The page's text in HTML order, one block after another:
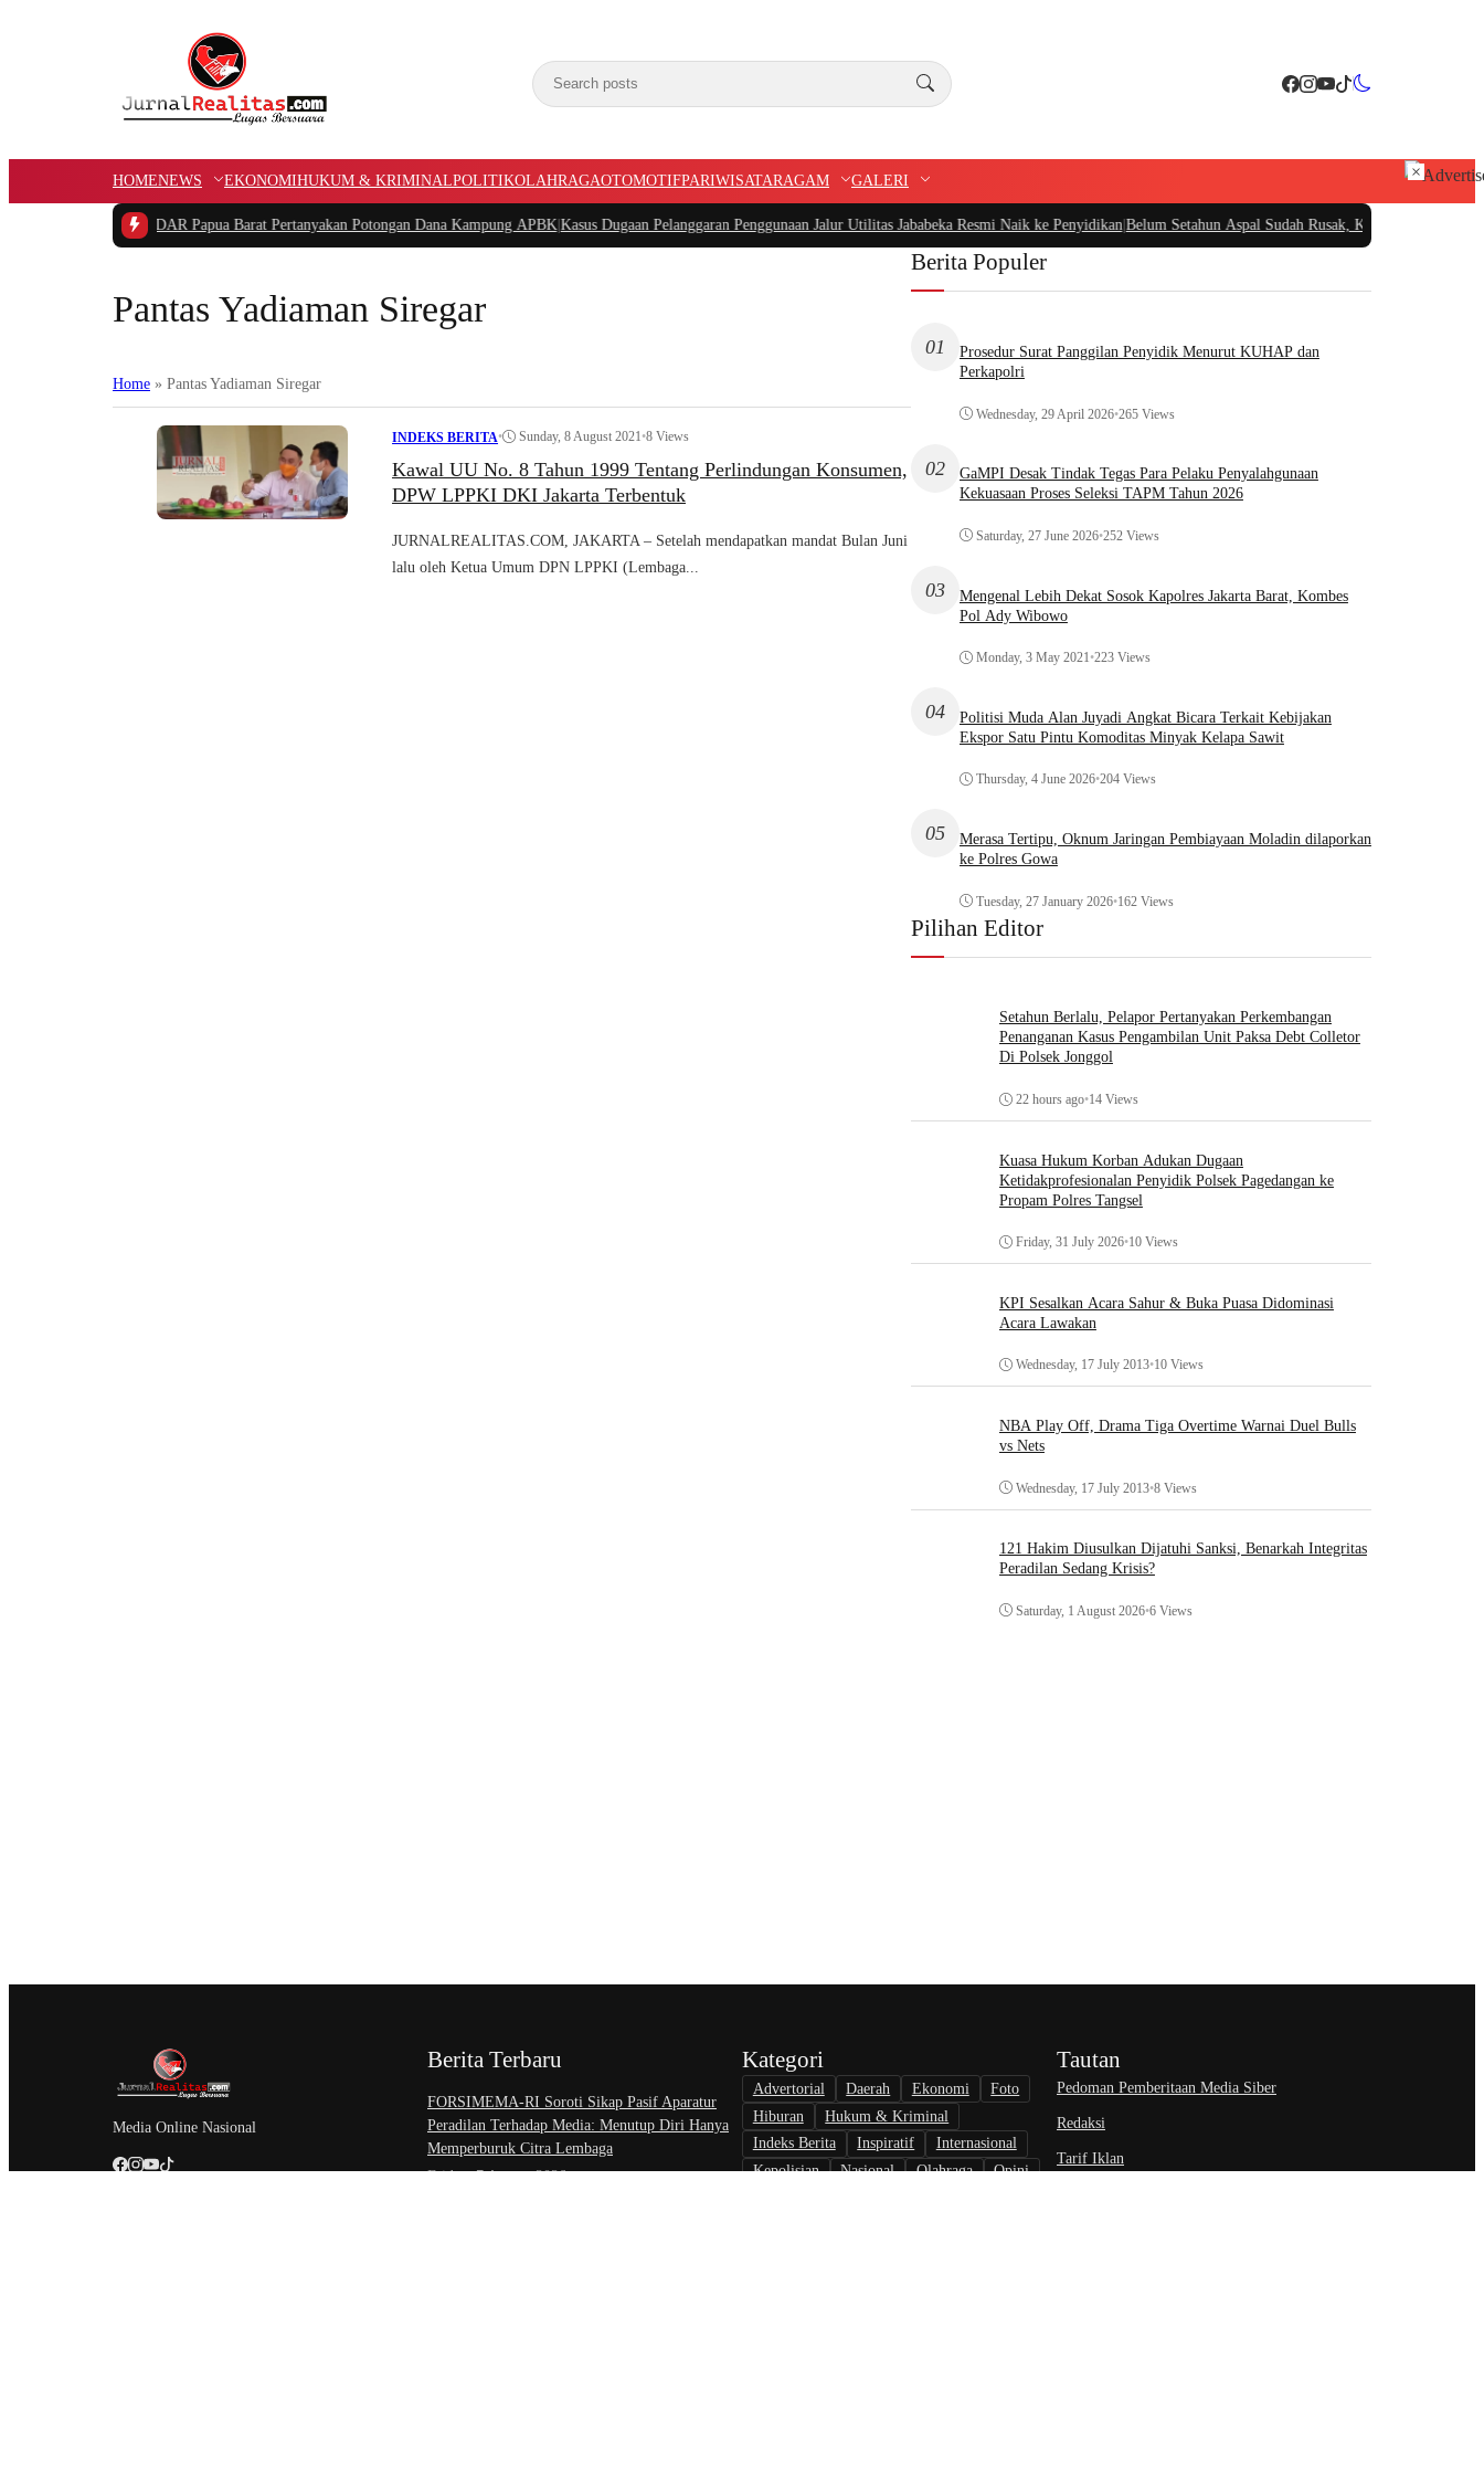
HOMENEWS EKONOMIHUKUM & KRIMINALPOLITIKOLAHRAGAOTOMOTIFPARIWISATARAGAM GALERI
Ketua PIDAR Papua Barat Pertanyakan Potongan Dana Kampung APBK| Kasus Dugaan Pelanggaran Penggunaan Jalur Utilitas Jababeka Resmi Naik ke Penyidikan|Belum Setahun Aspal Sudah Rusak, Ketua PIDAR Papua
Pantas Yadiaman Siregar
Home » Pantas Yadiaman Siregar
INDEKS BERITA• Sunday, 8 August 2021•8 Views
Kawal UU No. 8 Tahun 1999 Tentang Perlindungan Konsumen,
DPW LPPKI DKI Jakarta Terbentuk
JURNALREALITAS.COM, JAKARTA – Setelah mendapatkan mandat Bulan Juni
lalu oleh Ketua Umum DPN LPPKI (Lembaga...
Berita Populer
01
Prosedur Surat Panggilan Penyidik Menurut KUHAP dan
Perkapolri
Wednesday, 29 April 2026•265 Views
02
GaMPI Desak Tindak Tegas Para Pelaku Penyalahgunaan
Kekuasaan Proses Seleksi TAPM Tahun 2026
Saturday, 27 June 2026•252 Views
03
Mengenal Lebih Dekat Sosok Kapolres Jakarta Barat, Kombes
Pol Ady Wibowo
Monday, 3 May 2021•223 Views
04
Politisi Muda Alan Juyadi Angkat Bicara Terkait Kebijakan
Ekspor Satu Pintu Komoditas Minyak Kelapa Sawit
Thursday, 4 June 2026•204 Views
05
Merasa Tertipu, Oknum Jaringan Pembiayaan Moladin dilaporkan
ke Polres Gowa
Tuesday, 27 January 2026•162 Views
Pilihan Editor
Setahun Berlalu, Pelapor Pertanyakan Perkembangan
Penanganan Kasus Pengambilan Unit Paksa Debt Colletor
Di Polsek Jonggol
22 hours ago•14 Views
Kuasa Hukum Korban Adukan Dugaan
Ketidakprofesionalan Penyidik Polsek Pagedangan ke
Propam Polres Tangsel
Friday, 31 July 2026•10 Views
KPI Sesalkan Acara Sahur & Buka Puasa Didominasi
Acara Lawakan
Wednesday, 17 July 2013•10 Views
NBA Play Off, Drama Tiga Overtime Warnai Duel Bulls
vs Nets
Wednesday, 17 July 2013•8 Views
121 Hakim Diusulkan Dijatuhi Sanksi, Benarkah Integritas
Peradilan Sedang Krisis?
Saturday, 1 August 2026•6 Views
Media Online Nasional
Berita Terbaru
​FORSIMEMA-RI Soroti Sikap Pasif Aparatur
Peradilan Terhadap Media: Menutup Diri Hanya
Memperburuk Citra Lembaga
Friday, 7 August 2026
Kategori
Advertorial Daerah Ekonomi
Foto
Hiburan
Hukum & Kriminal
Indeks Berita
Inspiratif
Internasional
Kepolisian
Nasional Olahraga
Opini
Tautan
Pedoman Pemberitaan Media Siber
Redaksi
Tarif Iklan
×